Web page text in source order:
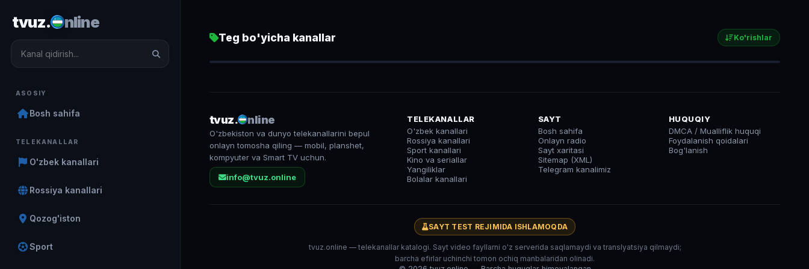
tvuz. nline
ASOSIY
Bosh sahifa
TELEKANALLAR
O'zbek kanallari
Rossiya kanallari
Qozog'iston
Sport
Teg bo'yicha kanallar Ko'rishlar
Россия 24
tvuz. nline
O'zbekiston va dunyo telekanallarini bepul
onlayn tomosha qiling — mobil, planshet,
kompyuter va Smart TV uchun.
info@tvuz.online
TELEKANALLAR
O'zbek kanallari
Rossiya kanallari
Sport kanallari
Kino va seriallar
Yangiliklar
Bolalar kanallari
SAYT
Bosh sahifa
Onlayn radio
Sayt xaritasi
Sitemap (XML)
Telegram kanalimiz
HUQUQIY
DMCA / Mualliflik huquqi
Foydalanish qoidalari
Bog'lanish
SAYT TEST REJIMIDA ISHLAMOQDA
tvuz.online — telekanallar katalogi. Sayt video fayllarni o'z serverida saqlamaydi va translyatsiya qilmaydi;
barcha efirlar uchinchi tomon ochiq manbalaridan olinadi.